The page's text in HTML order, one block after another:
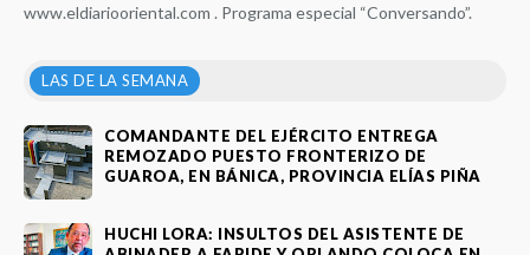
www.eldiariooriental.com . Programa especial “Conversando”.
LAS DE LA SEMANA
COMANDANTE DEL EJÉRCITO ENTREGA
REMOZADO PUESTO FRONTERIZO DE
GUAROA, EN BÁNICA, PROVINCIA ELÍAS PIÑA
HUCHI LORA: INSULTOS DEL ASISTENTE DE